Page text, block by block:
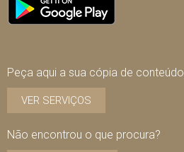
Peça aqui a sua cópia de
VER SERVIÇOS
Não encontrou o que procura?